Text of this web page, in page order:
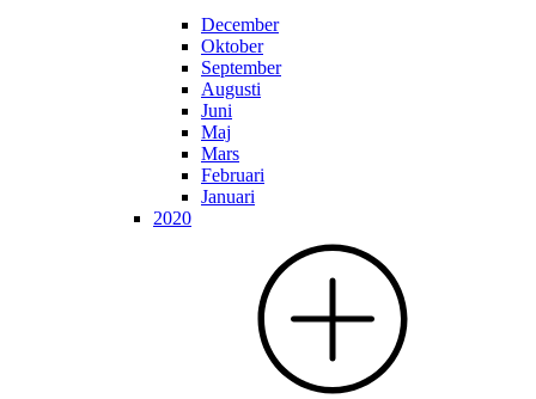
December
Oktober
September
Augusti
Juni
Maj
Mars
Februari
Januari
2020